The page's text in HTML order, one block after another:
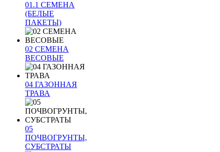
01.1 СЕМЕНА
(БЕЛЫЕ
ПАКЕТЫ)
02 СЕМЕНА
ВЕСОВЫЕ
04 ГАЗОННАЯ
ТРАВА
05
ПОЧВОГРУНТЫ,
СУБСТРАТЫ